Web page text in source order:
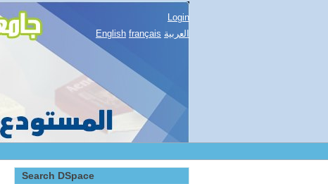
Login
English français العربية
Search DSpace